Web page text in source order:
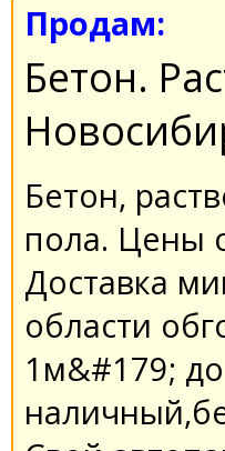
Продам:
Бетон.
Бетон,
пола. Цены
Доставка
области
1м&#179;